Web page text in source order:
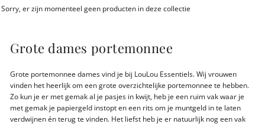
Sorry, er zijn momenteel geen producten in deze collectie
Grote dames portemonnee
Grote portemonnee dames vind je bij LouLou Essentiels. Wij vrouwen
vinden het heerlijk om een grote overzichtelijke portemonnee te hebben.
Zo kun je er met gemak al je pasjes in kwijt, heb je een ruim vak waar je
met gemak je papiergeld instopt en een rits om je muntgeld in te laten
verdwijnen én terug te vinden. Het liefst heb je er natuurlijk nog een vak